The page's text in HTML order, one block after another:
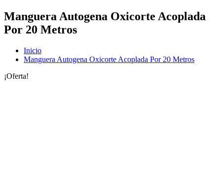
Manguera Autogena Oxicorte Acoplada
Por 20 Metros
Inicio
Manguera Autogena Oxicorte Acoplada Por 20 Metros
¡Oferta!